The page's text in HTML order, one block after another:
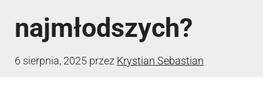
najmłodszych?
6 sierpnia, 2025 przez Krystian Sebastian